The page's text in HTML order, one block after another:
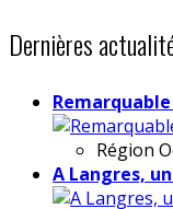
Dernières
Région
A Langres,